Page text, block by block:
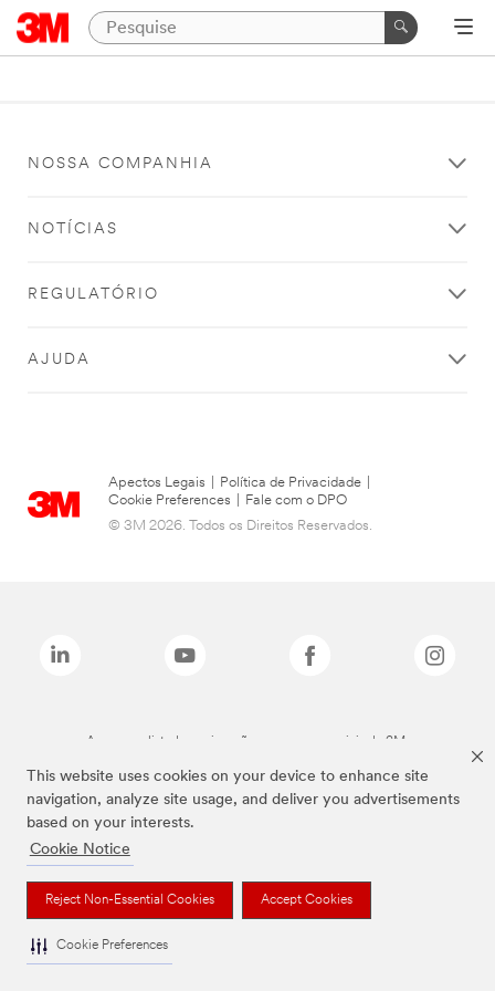
This website uses cookies on your device to enhance site
navigation, analyze site usage, and deliver you advertisements
based on your interests.
Cookie Notice
Reject Non-Essential Cookies Accept Cookies
Cookie Preferences
NOSSA COMPANHIA
NOTÍCIAS
REGULATÓRIO
AJUDA
Apectos Legais Política de Privacidade
Cookie Preferences
Fale com o DPO
© 3M 2026. Todos os Direitos Reservados.
As marcas listadas a cima são marcas comerciais da 3M.